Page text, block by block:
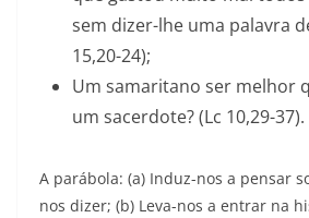
sem dizer-lhe uma palavra
15,20-24);
Um samaritano ser melhor
um sacerdote? (Lc 10,29-37).
A parábola: (a) Induz-nos a pensar
nos dizer; (b) Leva-nos a entrar na